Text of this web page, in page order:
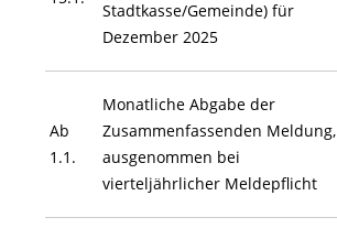
Stadtkasse/Gemeinde) für
Dezember 2025
Ab
1.1.
Monatliche Abgabe der
Zusammenfassenden Meldung,
ausgenommen bei
vierteljährlicher Meldepflicht